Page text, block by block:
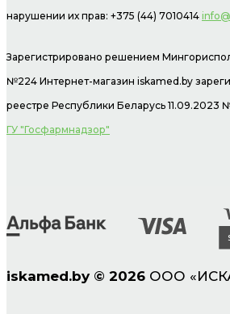
нарушении их прав: +375 (44) 7010414
Зарегистрировано решением
№224 Интернет-магазин iskamed.by
реестре Республики Беларусь 11.09.2023
ГУ "Госфармнадзор"
iskamed.by © 2026 ООО